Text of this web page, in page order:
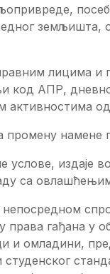
земљишта,
лицима и
код АПР, дневно
активностима
промену
услове, издаје
са
гађана у
и омладини,